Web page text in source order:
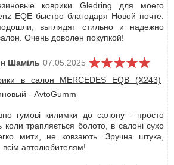
коврики Gledring для моего
EQE быстро благодаря Новой почте.
выглядят стильно и надежно
Очень доволен покупкой!
Шаміль 07.05.2025
в салон MERCEDES EQB (X243)
- AvtoGumm
гумові килимки до салону - просто
коли трапляється болото, в салоні сухо
мити, не ковзають. Зручна штука,
автолюбителям!